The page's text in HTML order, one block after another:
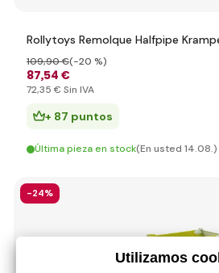
Rollytoys Remolque Halfpipe
87,54 €
109,90 €(-20 %)
72,35 € Sin IVA
+ 87 puntos
Última pieza en stock(En usted 14.08.)
-24%